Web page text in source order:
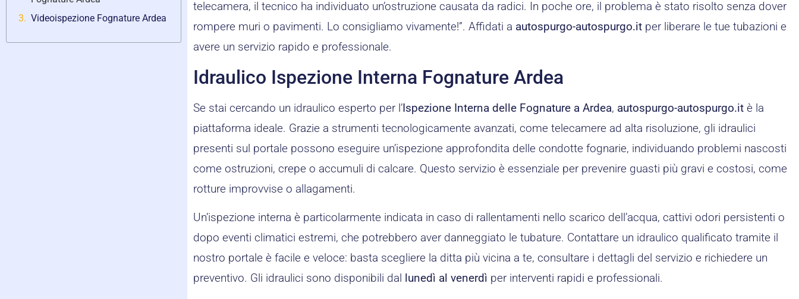
Videoispezione Fognature Ardea
telecamera, il tecnico ha individuato un’ostruzione causata da radici. In poche ore, il problema è stato risolto senza dover
rompere muri o pavimenti. Lo consigliamo vivamente!”. Affidati a autospurgo-autospurgo.it per liberare le tue tubazioni e
avere un servizio rapido e professionale.
Idraulico Ispezione Interna Fognature Ardea
Se stai cercando un idraulico esperto per l’Ispezione Interna delle Fognature a Ardea, autospurgo-autospurgo.it è la
piattaforma ideale. Grazie a strumenti tecnologicamente avanzati, come telecamere ad alta risoluzione, gli idraulici
presenti sul portale possono eseguire un’ispezione approfondita delle condotte fognarie, individuando problemi nascosti
come ostruzioni, crepe o accumuli di calcare. Questo servizio è essenziale per prevenire guasti più gravi e costosi, come
rotture improvvise o allagamenti.
Un’ispezione interna è particolarmente indicata in caso di rallentamenti nello scarico dell’acqua, cattivi odori persistenti o
dopo eventi climatici estremi, che potrebbero aver danneggiato le tubature. Contattare un idraulico qualificato tramite il
nostro portale è facile e veloce: basta scegliere la ditta più vicina a te, consultare i dettagli del servizio e richiedere un
preventivo. Gli idraulici sono disponibili dal lunedì al venerdì per interventi rapidi e professionali.